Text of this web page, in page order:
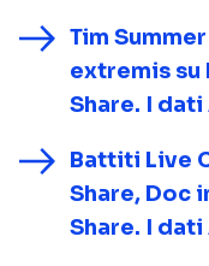
Tim
extremis su
Share. I
Battiti Live
Share, Doc
Share. I